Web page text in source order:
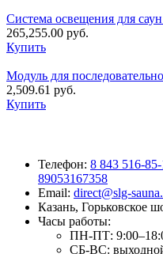
Система освещения для
265,255.00 руб.
Купить
Модуль для
2,509.61 руб.
Купить
Телефон: 8 843 516-
89053167358
Email: direct@slg-
Казань, Горьковское
Часы работы:
ПН-ПТ:
СБ-ВС: